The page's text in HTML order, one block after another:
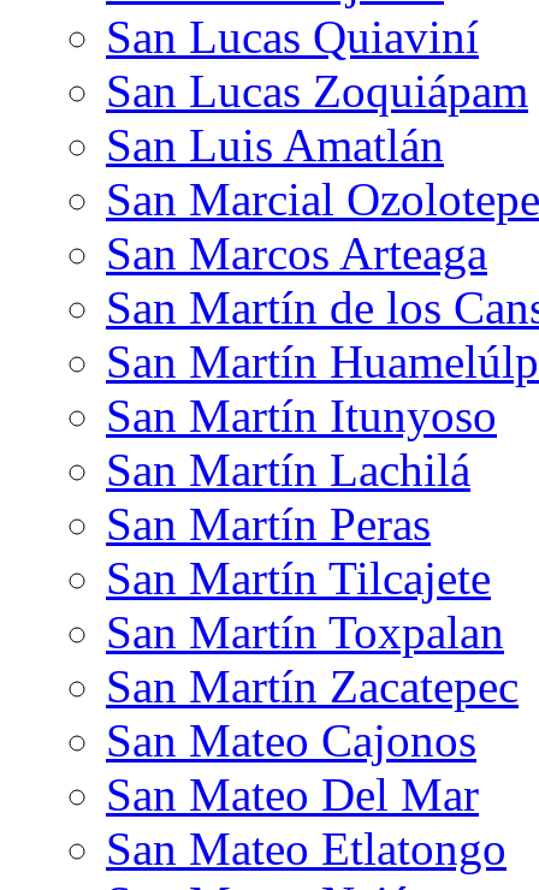
San Lucas Quiaviní
San Lucas Zoquiápam
San Luis Amatlán
San Marcial
San Marcos Arteaga
San Martín de los
San Martín
San Martín Itunyoso
San Martín Lachilá
San Martín Peras
San Martín Tilcajete
San Martín Toxpalan
San Martín Zacatepec
San Mateo Cajonos
San Mateo Del Mar
San Mateo Etlatongo